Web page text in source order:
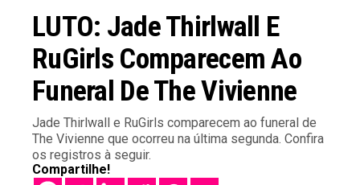
LUTO: Jade Thirlwall E
RuGirls Comparecem Ao
Funeral De The Vivienne
Jade Thirlwall e RuGirls comparecem ao funeral de
The Vivienne que ocorreu na última segunda. Confira
os registros à seguir.
Compartilhe!